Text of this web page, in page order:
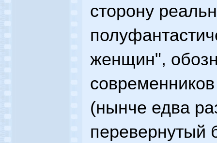
сторону
женщин",
(нынче едва
перевернутый